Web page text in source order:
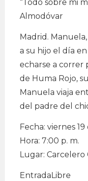
“Todo sobre mi
Almodóvar
Madrid.
a su hijo el día
echarse a correr
de Huma Rojo,
Manuela viaja
del padre del
Fecha: viernes
Hora: 7:00 p. m.
Lugar: Carcelero
EntradaLibre